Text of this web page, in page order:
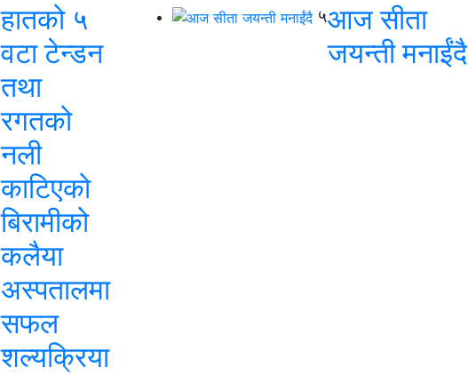
हातको ५
वटा टेन्डन
तथा
रगतको
नली
काटिएको
बिरामीको
कलैया
अस्पतालमा
सफल
शल्यक्रिया
५आज सीता
जयन्ती मनाईंदै